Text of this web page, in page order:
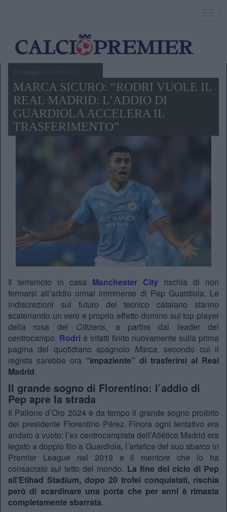
20 Maggio 2026,ore 18.33
MARCA SICURO: “RODRI VUOLE IL
REAL MADRID. L’ADDIO DI
GUARDIOLA ACCELERA IL
TRASFERIMENTO”
Il terremoto in casa Manchester City rischia di non
fermarsi all’addio ormai imminente di Pep Guardiola. Le
indiscrezioni sul futuro del tecnico catalano stanno
scatenando un vero e proprio effetto domino sui top player
della rosa dei Citizens, a partire dal leader del
centrocampo. Rodri è infatti finito nuovamente sulla prima
pagina del quotidiano spagnolo Marca, secondo cui il
regista sarebbe ora “impaziente” di trasferirsi al Real
Madrid.
Il grande sogno di Florentino: l’addio di
Pep apre la strada
Il Pallone d’Oro 2024 è da tempo il grande sogno proibito
del presidente Florentino Pérez. Finora ogni tentativo era
andato a vuoto: l’ex centrocampista dell’Atlético Madrid era
legato a doppio filo a Guardiola, l’artefice del suo sbarco in
Premier League nel 2019 e il mentore che lo ha
consacrato sul tetto del mondo. La fine del ciclo di Pep
all’Etihad Stadium, dopo 20 trofei conquistati, rischia
però di scardinare una porta che per anni è rimasta
completamente sbarrata.